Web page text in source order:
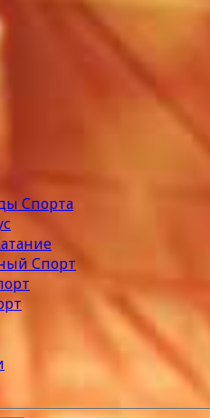
Спорта
Спорт